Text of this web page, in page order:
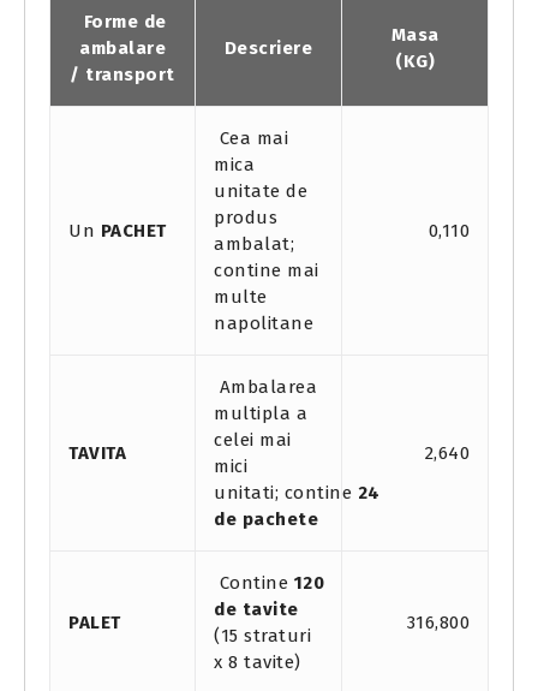
Forme de
ambalare
/ transport
Descriere
Masa
(KG)
Un PACHET
Cea mai
mica
unitate de
produs
ambalat;
contine mai
multe
napolitane
0,110
TAVITA
Ambalarea
multipla a
celei mai
mici
unitati; contine 24
de pachete
2,640
PALET
Contine 120
de tavite
(15 straturi
x 8 tavite)
316,800